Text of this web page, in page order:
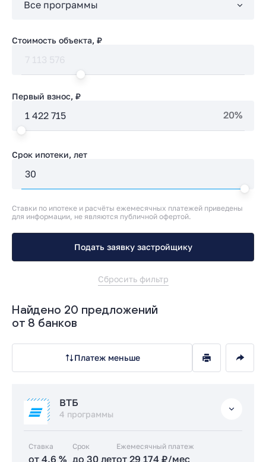
Стоимость объекта, ₽
Первый взнос, ₽
20%
Срок ипотеки, лет
Ставки по ипотеке и расчёты ежемесячных платежей приведены
для информации, не являются публичной офертой.
Подать заявку застройщику
Сбросить фильтр
Найдено 20 предложений
от 8 банков
Платеж меньше
ВТБ
4 программы
Ставка
от 4.6 %
Срок
до 30 лет
Ежемесячный платеж
от 29 174 ₽/мес